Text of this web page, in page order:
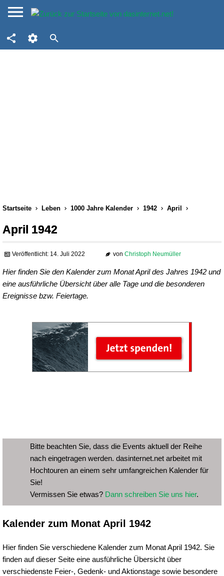
Startseite Leben 1000 Jahre Kalender 1942 April
April 1942
Veröffentlicht: 14. Juli 2022 von Christoph Neumüller
Hier finden Sie den Kalender zum Monat April des Jahres 1942 und
eine ausführliche Übersicht über alle Tage und die besonderen
Ereignisse bzw. Feiertage.
Bitte beachten Sie, dass die Events aktuell der Reihe
nach eingetragen werden. dasinternet.net arbeitet mit
Hochtouren an einem sehr umfangreichen Kalender für
Sie!
Vermissen Sie etwas? Dann schreiben Sie uns hier.
Kalender zum Monat April 1942
Hier finden Sie verschiedene Kalender zum Monat April 1942. Sie
finden auf dieser Seite eine ausführliche Übersicht über
verschiedenste Feier-, Gedenk- und Aktionstage sowie besondere